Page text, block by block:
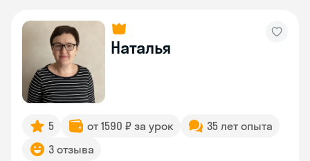
Наталья
5 от 1590 ₽ за урок
35 лет опыта
3 отзыва